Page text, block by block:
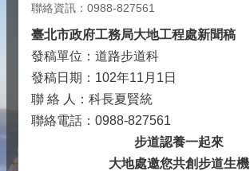
聯絡資訊：0988-827561
臺北市政府工務局大地工程處新聞稿
發稿單位：道路步道科
發稿日期：102年11月1日
聯 絡 人：科長夏賢統
聯絡電話：0988-827561
步道認養一起來
大地處邀您共創步道生機